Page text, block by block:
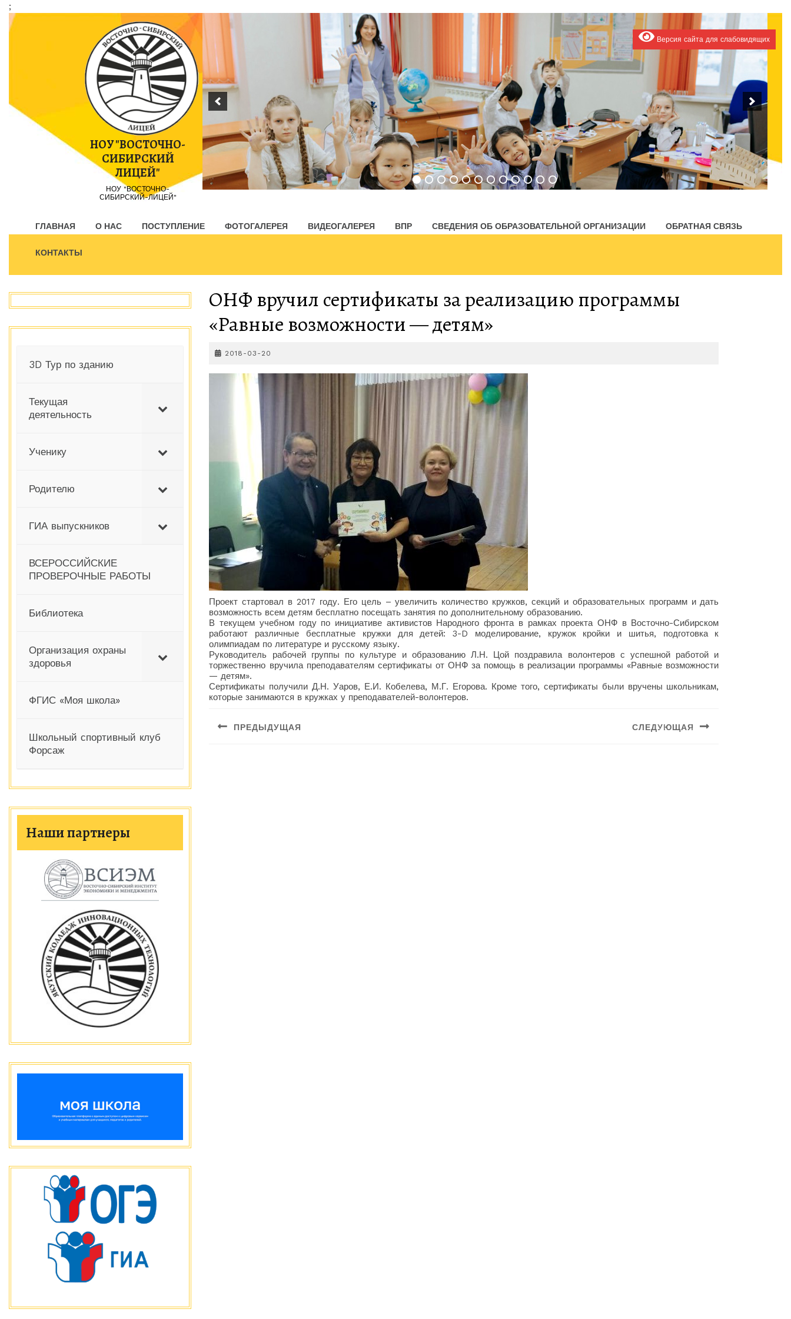
;
Пропустить
контент
НОУ "ВОСТОЧНО-
СИБИРСКИЙ
ЛИЦЕЙ"
НОУ "ВОСТОЧНО-
СИБИРСКИЙ-ЛИЦЕЙ"
Версия сайта для слабовидящих
ГЛАВНАЯ О НАС ПОСТУПЛЕНИЕ ФОТОГАЛЕРЕЯ ВИДЕОГАЛЕРЕЯ ВПР СВЕДЕНИЯ ОБ ОБРАЗОВАТЕЛЬНОЙ ОРГАНИЗАЦИИ ОБРАТНАЯ СВЯЗЬ
КОНТАКТЫ
3D Тур по зданию
Текущая
деятельность
Ученику
Родителю
ГИА выпускников
ВСЕРОССИЙСКИЕ
ПРОВЕРОЧНЫЕ РАБОТЫ
Библиотека
Организация охраны
здоровья
ФГИС «Моя школа»
Школьный спортивный клуб
Форсаж
Наши партнеры
ОНФ вручил сертификаты за реализацию программы
«Равные возможности — детям»
2018-03-20
20
Проект стартовал в 2017 году. Его цель – увеличить количество кружков, секций и образовательных программ и дать
возможность всем детям бесплатно посещать занятия по дополнительному образованию.
В текущем учебном году по инициативе активистов Народного фронта в рамках проекта ОНФ в Восточно-Сибирском
работают различные бесплатные кружки для детей: 3-D моделирование, кружок кройки и шитья, подготовка к
олимпиадам по литературе и русскому языку.
Руководитель рабочей группы по культуре и образованию Л.Н. Цой поздравила волонтеров с успешной работой и
торжественно вручила преподавателям сертификаты от ОНФ за помощь в реализации программы «Равные возможности
— детям».
Сертификаты получили Д.Н. Уаров, Е.И. Кобелева, М.Г. Егорова. Кроме того, сертификаты были вручены школьникам,
которые занимаются в кружках у преподавателей-волонтеров.
Навигация
ПРЕДЫДУЩАЯ СЛЕДУЮЩАЯ